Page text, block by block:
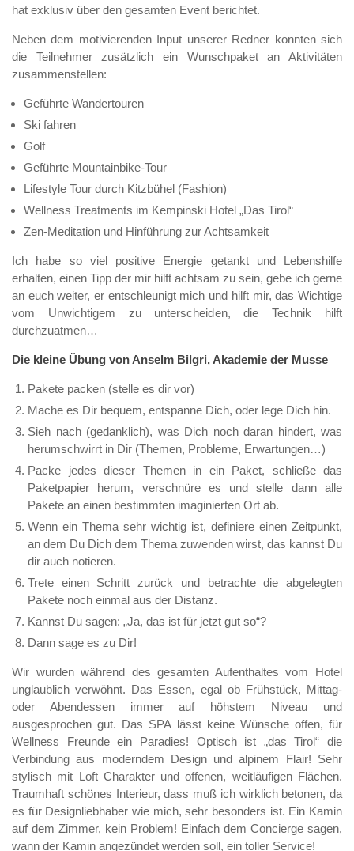
hat exklusiv über den gesamten Event berichtet.
Neben dem motivierenden Input unserer Redner konnten sich
die Teilnehmer zusätzlich ein Wunschpaket an Aktivitäten
zusammenstellen:
Geführte Wandertouren
Ski fahren
Golf
Geführte Mountainbike-Tour
Lifestyle Tour durch Kitzbühel (Fashion)
Wellness Treatments im Kempinski Hotel „Das Tirol“
Zen-Meditation und Hinführung zur Achtsamkeit
Ich habe so viel positive Energie getankt und Lebenshilfe
erhalten, einen Tipp der mir hilft achtsam zu sein, gebe ich gerne
an euch weiter, er entschleunigt mich und hilft mir, das Wichtige
vom Unwichtigem zu unterscheiden, die Technik hilft
durchzuatmen…
Die kleine Übung von Anselm Bilgri, Akademie der Musse
Pakete packen (stelle es dir vor)
Mache es Dir bequem, entspanne Dich, oder lege Dich hin.
Sieh nach (gedanklich), was Dich noch daran hindert, was
herumschwirrt in Dir (Themen, Probleme, Erwartungen…)
Packe jedes dieser Themen in ein Paket, schließe das
Paketpapier herum, verschnüre es und stelle dann alle
Pakete an einen bestimmten imaginierten Ort ab.
Wenn ein Thema sehr wichtig ist, definiere einen Zeitpunkt,
an dem Du Dich dem Thema zuwenden wirst, das kannst Du
dir auch notieren.
Trete einen Schritt zurück und betrachte die abgelegten
Pakete noch einmal aus der Distanz.
Kannst Du sagen: „Ja, das ist für jetzt gut so“?
Dann sage es zu Dir!
Wir wurden während des gesamten Aufenthaltes vom Hotel
unglaublich verwöhnt. Das Essen, egal ob Frühstück, Mittag-
oder Abendessen immer auf höhstem Niveau und
ausgesprochen gut. Das SPA lässt keine Wünsche offen, für
Wellness Freunde ein Paradies! Optisch ist „das Tirol“ die
Verbindung aus moderndem Design und alpinem Flair! Sehr
stylisch mit Loft Charakter und offenen, weitläufigen Flächen.
Traumhaft schönes Interieur, dass muß ich wirklich betonen, da
es für Designliebhaber wie mich, sehr besonders ist. Ein Kamin
auf dem Zimmer, kein Problem! Einfach dem Concierge sagen,
wann der Kamin angezündet werden soll, ein toller Service!